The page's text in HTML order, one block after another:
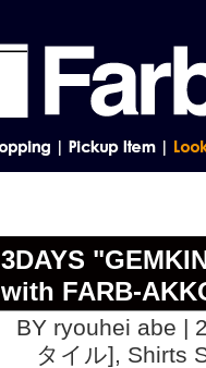
3DAYS
with FARB-
BY ryouhei abe |
タイル], Shirts